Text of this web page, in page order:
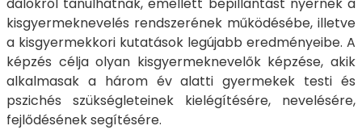
kisgyermeknevelés rendszerének működésébe, illetve
a kisgyermekkori kutatások legújabb eredményeibe. A
képzés célja olyan kisgyermeknevelők képzése, akik
alkalmasak a három év alatti gyermekek testi és
pszichés szükségleteinek kielégítésére, nevelésére,
fejlődésének segítésére.